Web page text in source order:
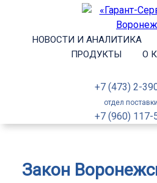
НОВОСТИ И АНАЛИТИКА
ПРОДУКТЫ
О
+7 (473) 2-
отдел
+7 (960) 117-
Закон